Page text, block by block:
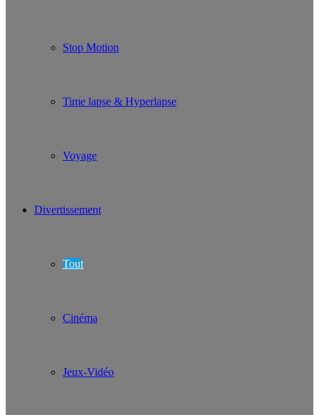
Stop Motion
Time lapse & Hyperlapse
Voyage
Divertissement
Tout
Cinéma
Jeux-Vidéo